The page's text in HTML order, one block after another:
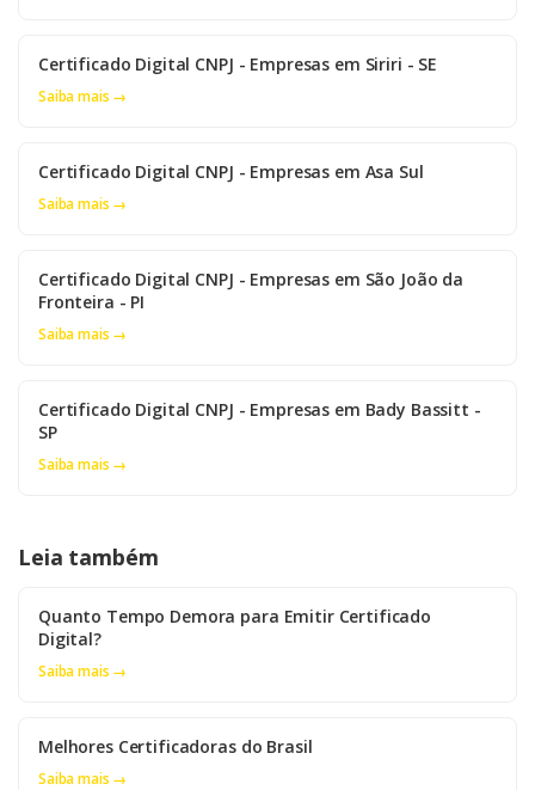
Certificado Digital CNPJ - Empresas em Siriri - SE
Saiba mais →
Certificado Digital CNPJ - Empresas em Asa Sul
Saiba mais →
Certificado Digital CNPJ - Empresas em São João da
Fronteira - PI
Saiba mais →
Certificado Digital CNPJ - Empresas em Bady Bassitt -
SP
Saiba mais →
Leia também
Quanto Tempo Demora para Emitir Certificado
Digital?
Saiba mais →
Melhores Certificadoras do Brasil
Saiba mais →